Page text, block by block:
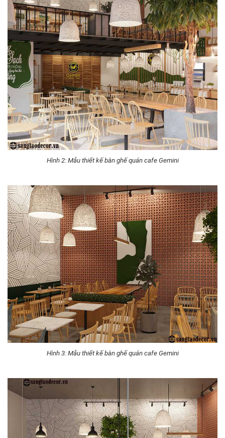
Hình 2: Mẫu thiết kế bàn ghế quán cafe Gemini
Hình 3: Mẫu thiết kế bàn ghế quán cafe Gemini